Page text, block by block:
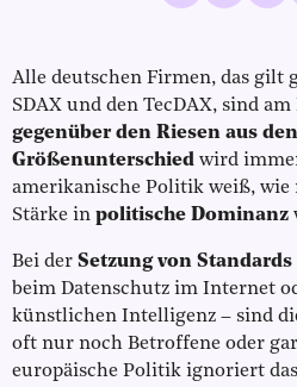
Alle deutschen Firmen, das gilt
SDAX und den TecDAX, sind
gegenüber den Riesen aus
Größenunterschied wird
amerikanische Politik weiß,
Stärke in politische Dominanz
Bei der Setzung von Standards
beim Datenschutz im Internet
künstlichen Intelligenz – sind
oft nur noch Betroffene oder gar
europäische Politik ignoriert das